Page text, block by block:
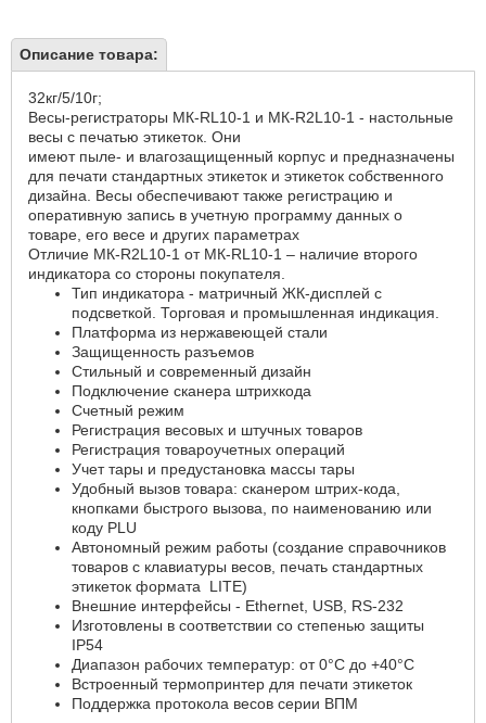
Описание товара:
32кг/5/10г;
Весы-регистраторы МК-RL10-1 и МК-R2L10-1 - настольные
весы с печатью этикеток. Они
имеют пыле- и влагозащищенный корпус и предназначены
для печати стандартных этикеток и этикеток собственного
дизайна. Весы обеспечивают также регистрацию и
оперативную запись в учетную программу данных о
товаре, его весе и других параметрах
Отличие МК-R2L10-1 от МК-RL10-1 – наличие второго
индикатора со стороны покупателя.
Тип индикатора - матричный ЖК-дисплей с
подсветкой. Торговая и промышленная индикация.
Платформа из нержавеющей стали
Защищенность разъемов
Стильный и современный дизайн
Подключение сканера штрихкода
Счетный режим
Регистрация весовых и штучных товаров
Регистрация товароучетных операций
Учет тары и предустановка массы тары
Удобный вызов товара: сканером штрих-кода,
кнопками быстрого вызова, по наименованию или
коду PLU
Автономный режим работы (создание справочников
товаров с клавиатуры весов, печать стандартных
этикеток формата LITE)
Внешние интерфейсы - Ethernet, USB, RS-232
Изготовлены в соответствии со степенью защиты
IP54
Диапазон рабочих температур: от 0°C до +40°C
Встроенный термопринтер для печати этикеток
Поддержка протокола весов серии ВПМ